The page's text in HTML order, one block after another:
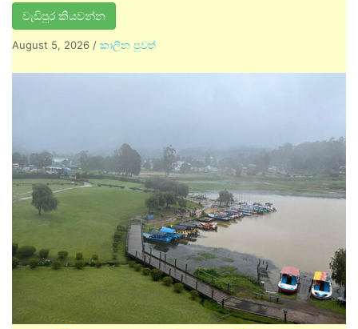
වැඩිපුර කියවන්න
August 5, 2026 / කාලීන පුවත්